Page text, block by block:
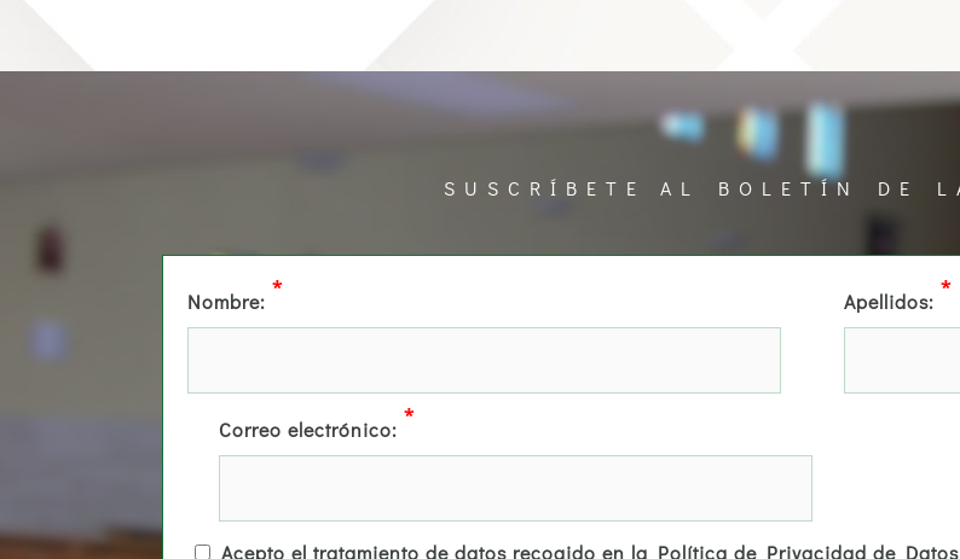
SUSCRÍBETE AL BOLETÍN DE
Nombre:
*
Apellidos:
*
Correo electrónico:
*
Acepto el tratamiento de datos recogido en la Política de Privacidad de Datos